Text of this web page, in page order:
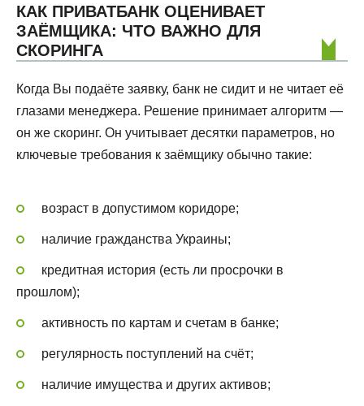
КАК ПРИВАТБАНК ОЦЕНИВАЕТ
ЗАЁМЩИКА: ЧТО ВАЖНО ДЛЯ
СКОРИНГА
Когда Вы подаёте заявку, банк не сидит и не читает её
глазами менеджера. Решение принимает алгоритм —
он же скоринг. Он учитывает десятки параметров, но
ключевые требования к заёмщику обычно такие:
возраст в допустимом коридоре;
наличие гражданства Украины;
кредитная история (есть ли просрочки в
прошлом);
активность по картам и счетам в банке;
регулярность поступлений на счёт;
наличие имущества и других активов;